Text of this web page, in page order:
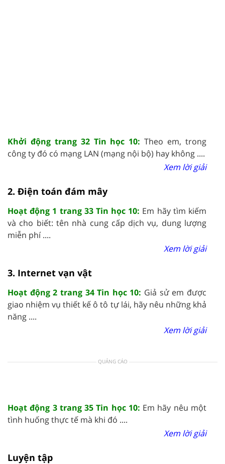
Khởi động trang 32 Tin học 10: Theo em, trong
công ty đó có mạng LAN (mạng nội bộ) hay không ....
Xem lời giải
2. Điện toán đám mây
Hoạt động 1 trang 33 Tin học 10: Em hãy tìm kiếm
và cho biết: tên nhà cung cấp dịch vụ, dung lượng
miễn phí ....
Xem lời giải
3. Internet vạn vật
Hoạt động 2 trang 34 Tin học 10: Giả sử em được
giao nhiệm vụ thiết kế ô tô tự lái, hãy nêu những khả
năng ....
Xem lời giải
QUẢNG CÁO
Hoạt động 3 trang 35 Tin học 10: Em hãy nêu một
tình huống thực tế mà khi đó ....
Xem lời giải
Luyện tập